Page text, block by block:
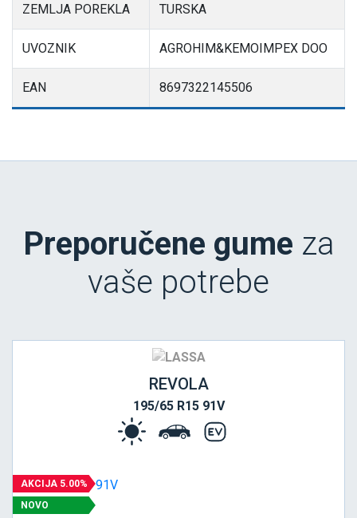
ZEMLJA POREKLA TURSKA
UVOZNIK AGROHIM&KEMOIMPEX DOO
EAN 8697322145506
Preporučene gume za
vaše potrebe
REVOLA
195/65 R15 91V
AKCIJA 5.00%
NOVO